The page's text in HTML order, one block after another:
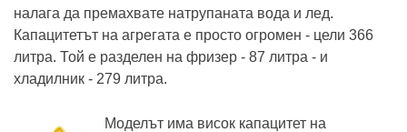
налага да премахвате натрупаната вода и лед.
Капацитетът на агрегата е просто огромен - цели 366
литра. Той е разделен на фризер - 87 литра - и
хладилник - 279 литра.
Моделът има висок капацитет на